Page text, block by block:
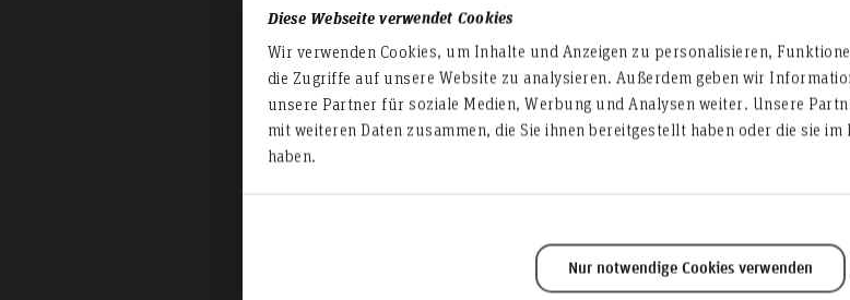
Diese Webseite verwendet Cookies
Wir verwenden Cookies, um Inhalte und Anzeigen zu personalisieren,
die Zugriffe auf unsere Website zu analysieren. Außerdem geben wir
unsere Partner für soziale Medien, Werbung und Analysen weiter. Unsere
mit weiteren Daten zusammen, die Sie ihnen bereitgestellt haben oder die sie
haben.
Nur notwendige Cookies verwenden